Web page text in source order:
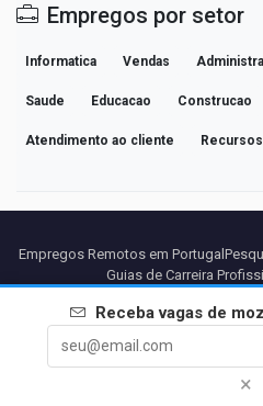
Empregos por setor
Informatica Vendas
Saude Educacao Construcao
Atendimento ao cliente
Receba vagas de
×
Empregos Remotos em Portugal
Guias de Carreira
ParceirosAviso legal
Cancelar Premium
© 2026 BEBEE PLATFORM